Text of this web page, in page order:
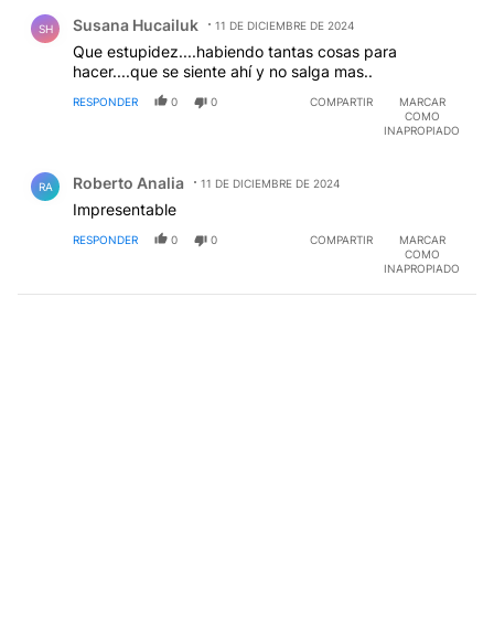
SH Susana Hucailuk 11 DE DICIEMBRE DE 2024
Que estupidez....habiendo tantas cosas para
hacer....que se siente ahí y no salga mas..
RESPONDER 0 0 COMPARTIR
MARCAR
COMO
INAPROPIADO
RA Roberto Analia 11 DE DICIEMBRE DE 2024
Impresentable
RESPONDER 0 0 COMPARTIR
MARCAR
COMO
INAPROPIADO